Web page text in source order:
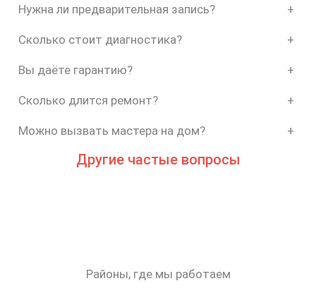
Нужна ли предварительная запись? +
Сколько стоит диагностика? +
Вы даёте гарантию? +
Сколько длится ремонт? +
Можно вызвать мастера на дом? +
Другие частые вопросы
Районы, где мы работаем